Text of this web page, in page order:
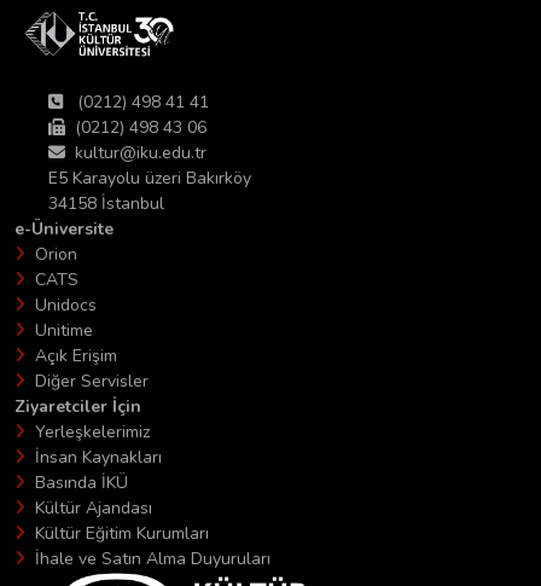
(0212) 498 41 41
(0212) 498 43 06
kultur@iku.edu.tr
E5 Karayolu üzeri Bakırköy
34158 İstanbul
e-Üniversite
Orion
CATS
Unidocs
Unitime
Açık Erişim
Diğer Servisler
Ziyaretciler İçin
Yerleşkelerimiz
İnsan Kaynakları
Basında İKÜ
Kültür Ajandası
Kültür Eğitim Kurumları
İhale ve Satın Alma Duyuruları